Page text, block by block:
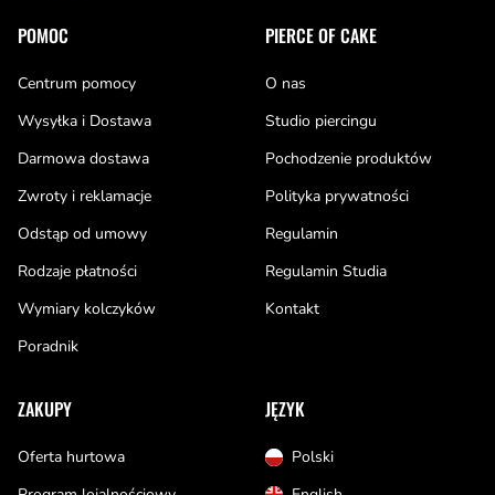
prezentują się na uchu, tworząc niepowtarzalny wizualny
Użycie odpowiedniego rozpychacza jest najbardziej
Poradnik, by dowiedzieć się jak robić to bezpiecznie.
Pamiętaj, aby przy wyborze metody rozpychania uszu nie
kierować się opiniami innych, warto spróbować kilku
różnych opcji i zobaczyć do dla naszego ciała i skóry będzie
najlepsze. Nie ma jednego przepisu na dobrze rozepchane
uszy! Należy wypróbowywać rekomendowane metody i
POMOC
Centrum pomocy
Wysyłka i Dostawa
Darmowa dostawa
Zwroty i reklamacje
Odstąp od umowy
Rodzaje płatności
Wymiary kolczyków
Poradnik
PIERCE OF CAKE
O nas
Studio piercingu
Pochodzenie produktów
Polityka prywatności
Regulamin
Regulamin Studia
Kontakt
ZAKUPY
Oferta hurtowa
JĘZYK
Polski